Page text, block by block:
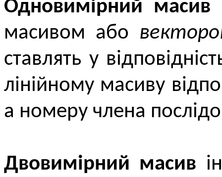
Одновимірний масив
масивом або
ставлять у
лінійному масиву
а номеру члена
Двовимірний масив